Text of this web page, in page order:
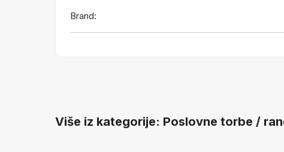
Brand:
Više iz kategorije: Poslovne torbe /